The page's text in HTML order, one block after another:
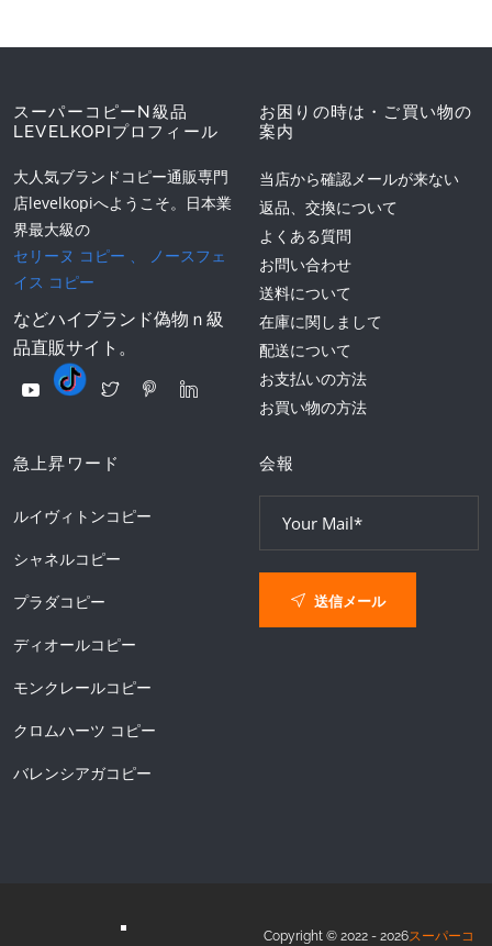
スーパーコピーN級品
LEVELKOPIプロフィール
大人気ブランドコピー通販専門
店levelkopiへようこそ。日本業
界最大級の
セリーヌ コピー 、
ノースフェ
イス コピー
などハイブランド偽物ｎ級
品直販サイト。
お困りの時は・ご買い物の
案内
当店から確認メールが来ない
返品、交換について
よくある質問
お問い合わせ
送料について
在庫に関しまして
配送について
お支払いの方法
お買い物の方法
急上昇ワード
ルイヴィトンコピー
シャネルコピー
プラダコピー
ディオールコピー
モンクレールコピー
クロムハーツ コピー
バレンシアガコピー
会報
送信メール
Copyright © 2022 - 2026スーパーコ